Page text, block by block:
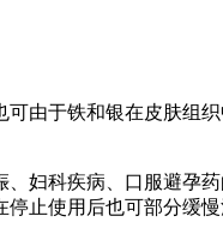
由于铁和银在皮肤组
妇科疾病、口服避孕
止使用后也可部分缓慢